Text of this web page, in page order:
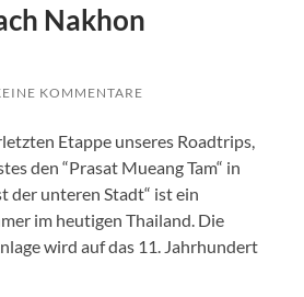
Nakhon
KOMMENTARE
Etappe unseres Roadtrips,
den “Prasat Mueang Tam“ in
der unteren Stadt“ ist ein
im heutigen Thailand. Die
wird auf das 11. Jahrhundert